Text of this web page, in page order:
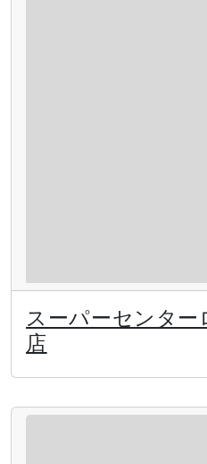
スーパーセンタ
店